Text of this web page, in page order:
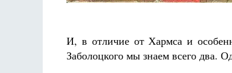
И, в отличие от Хармса и
Заболоцкого мы знаем всего два.